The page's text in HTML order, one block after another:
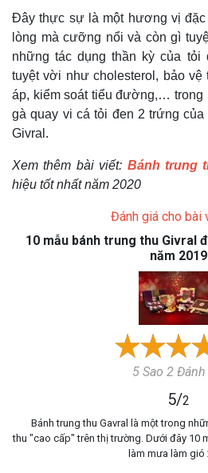
Đây thực sự là một hương vị
lòng mà cưỡng nổi và còn gì
những tác dụng thần kỳ của tỏi
tuyệt vời như cholesterol, bảo vệ
áp, kiểm soát tiểu đường,… trong
gà quay vi cá tỏi đen 2 trứng của
Givral.
Xem thêm bài viết: Bánh trung
hiệu tốt nhất năm 2020
Đánh giá cho bài
10 mẫu bánh trung thu Givral
năm 2019
5 Sao 2
5/2
Bánh trung thu Gavral là một trong
thu "cao cấp" trên thị trường. Dưới đây 10
làm mưa làm gió